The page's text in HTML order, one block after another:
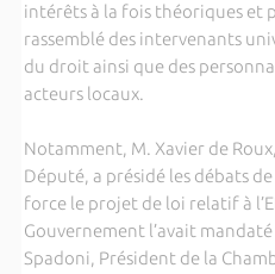
intérêts à la fois théoriques et
rassemblé des intervenants
du droit ainsi que des
acteurs locaux.
Notamment, M. Xavier de
Député, a présidé les débats
force le projet de loi relatif à
Gouvernement l’avait
Spadoni, Président de la